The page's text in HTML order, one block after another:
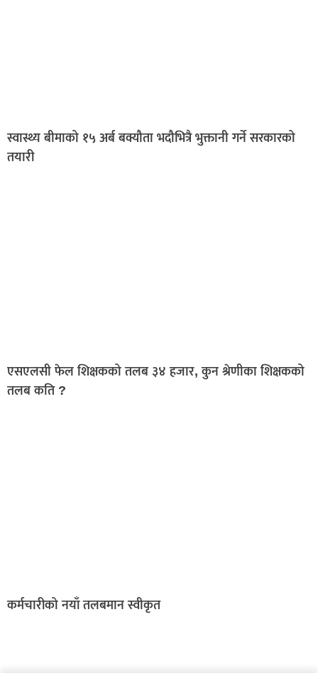
स्वास्थ्य बीमाको १५ अर्ब बक्यौता भदौभित्रै भुक्तानी गर्ने सरकारको
तयारी
एसएलसी फेल शिक्षकको तलब ३४ हजार, कुन श्रेणीका शिक्षकको
तलब कति ?
कर्मचारीको नयाँ तलबमान स्वीकृत